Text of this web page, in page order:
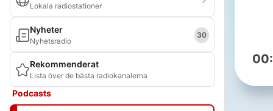
Lokala radiostationer
Nyheter
Nyhetsradio
30
Rekommenderat
Lista över de bästa radiokanalerna
Podcasts